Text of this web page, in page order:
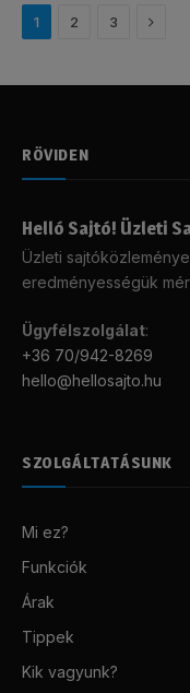
1 2 3
RÖVIDEN
Helló Sajtó! Üzleti
Üzleti
eredményességük
Ügyfélszolgálat:
+36 70/942-8269
hello@hellosajto.hu
SZOLGÁLTATÁSUNK
Mi ez?
Funkciók
Árak
Tippek
Kik vagyunk?